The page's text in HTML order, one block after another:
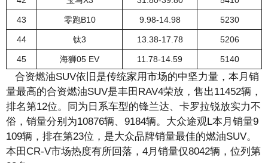
43 零跑B10 9.98-14.98 5230
44 钛3 13.38-17.78 5206
45 海狮05 EV 11.78-14.59 5140
合资燃油SUV依旧是传统家用市场的中坚力量，本月销
量最高的合资燃油SUV是丰田RAV4荣放，售出11452辆，
排名第12位。同为日系车型的锋兰达、卡罗拉锐放实力不
俗，销量分别为10876辆、9184辆。大众途观L本月销量9
109辆，排在第23位，是大众品牌销量最佳的燃油SUV。
本田CR-V市场热度有所回落，4月销量仅8042辆，位列第